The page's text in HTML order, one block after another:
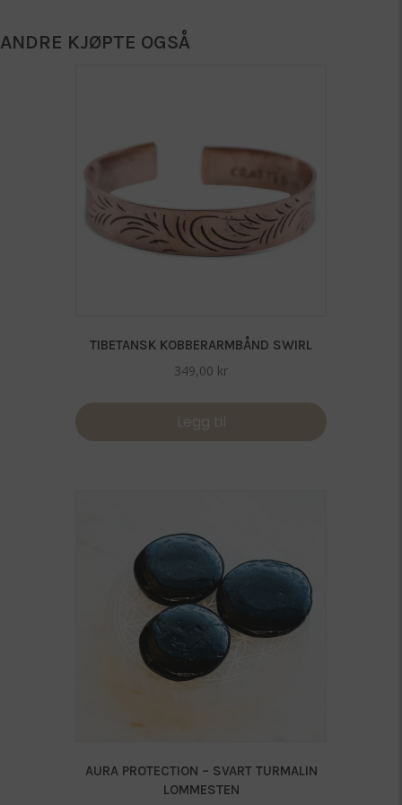
ANDRE KJØPTE OGSÅ
TIBETANSK KOBBERARMBÅND SWIRL
349,00 kr
Legg til
AURA PROTECTION – SVART TURMALIN
LOMMESTEN